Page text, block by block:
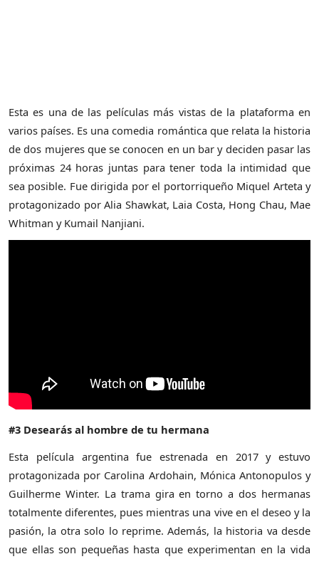
Esta es una de las películas más vistas de la plataforma en
varios países. Es una comedia romántica que relata la historia
de dos mujeres que se conocen en un bar y deciden pasar las
próximas 24 horas juntas para tener toda la intimidad que
sea posible. Fue dirigida por el portorriqueño Miquel Arteta y
protagonizado por Alia Shawkat, Laia Costa, Hong Chau, Mae
Whitman y Kumail Nanjiani.
#3 Desearás al hombre de tu hermana
Esta película argentina fue estrenada en 2017 y estuvo
protagonizada por Carolina Ardohain, Mónica Antonopulos y
Guilherme Winter. La trama gira en torno a dos hermanas
totalmente diferentes, pues mientras una vive en el deseo y la
pasión, la otra solo lo reprime. Además, la historia va desde
que ellas son pequeñas hasta que experimentan en la vida